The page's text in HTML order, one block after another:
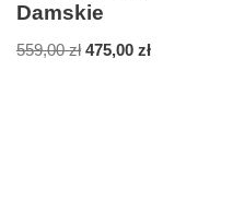
Damskie
559,00zł 475,00 zł